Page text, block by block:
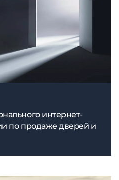
интернет-
по продаже дверей и